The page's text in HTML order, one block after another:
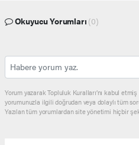
Okuyucu Yorumları (0)
Yorum yazarak Topluluk Kuralları’nı kabul
yorumunuzla ilgili doğrudan veya dolaylı tüm
Yazılan tüm yorumlardan site yönetimi hiçbir